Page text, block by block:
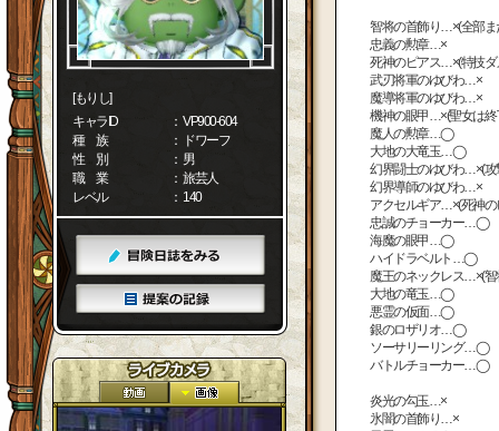
[もりし]
キャラID
： VP900-604
種 族
： ドワーフ
性 別
： 男
職 業
： 旅芸人
レベル
： 140
智将の首飾り…×(全部ま
忠義の勲章…×
死神のピアス…×(特技ダ
武刃将軍のゆびわ…×
魔導将軍のゆびわ…×
機神の眼甲…×(聖女は終
魔人の勲章…◯
大地の大竜玉…◯
幻界闘士のゆびわ…×(攻
幻界導師のゆびわ…×
アクセルギア…×(死神の
忠誠のチョーカー…◯
海魔の眼甲…◯
ハイドラベルト…◯
魔王のネックレス…×(智
大地の竜玉…◯
悪霊の仮面…◯
銀のロザリオ…◯
ソーサリーリング…◯
バトルチョーカー…◯
炎光の勾玉…×
氷闇の首飾り…×